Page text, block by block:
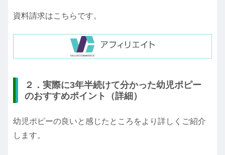
資料請求はこちらです。
２．実際に3年半続けて分かった幼児ポピー
のおすすめポイント（詳細）
幼児ポピーの良いと感じたところをより詳しくご紹介
します。